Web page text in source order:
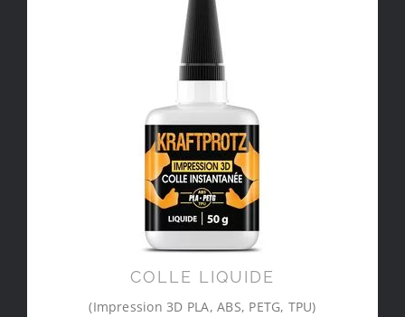
COLLE LIQUIDE
(Impression 3D PLA, ABS, PETG, TPU)